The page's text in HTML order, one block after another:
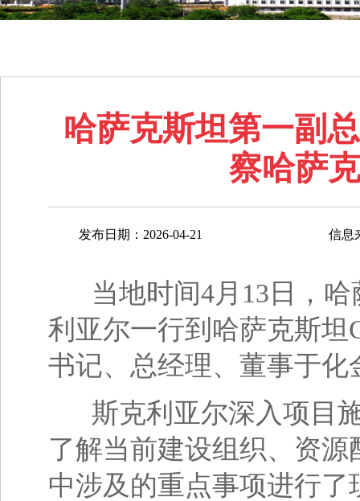
哈萨克斯坦第一副
察哈萨
发布日期：2026-04-21 信息
当地时间4月13日，哈
利亚尔一行到哈萨克斯坦
书记、总经理、董事于化
斯克利亚尔深入项目施
了解当前建设组织、资
中涉及的重点事项进行了